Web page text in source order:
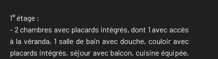
1° étage :
- 2 chambres avec placards intégrés, dont 1 avec accès
à la véranda, 1 salle de bain avec douche, couloir avec
placards intégrés, séjour avec balcon, cuisine équipée,